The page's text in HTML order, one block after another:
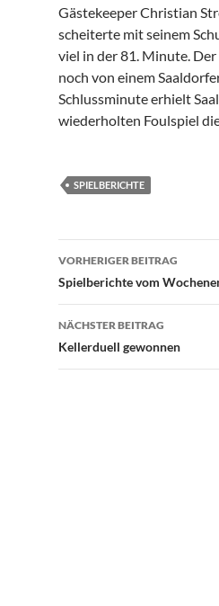
Gästekeeper Christian
scheiterte mit seinem
viel in der 81. Minute.
noch von einem
Schlussminute erhielt
wiederholten Foulspiel
SPIELBERICHTE
VORHERIGER BEITRAG
Spielberichte vom
NÄCHSTER BEITRAG
Kellerduell gewonnen